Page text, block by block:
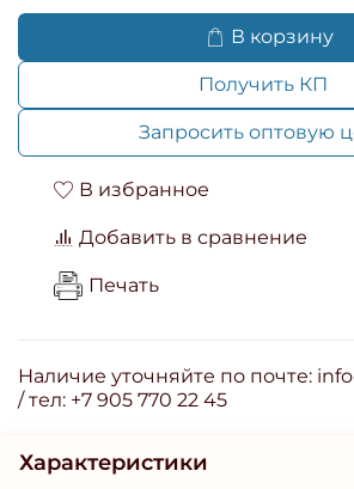
В корзину
Получить КП
Запросить оптовую
В избранное
Добавить в сравнение
Печать
Наличие уточняйте по почте:
/ тел: +7 905 770 22 45
Характеристики